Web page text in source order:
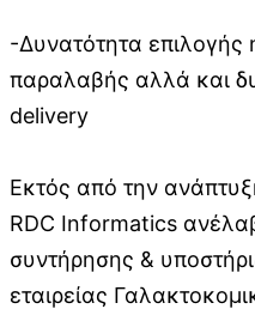
-Δυνατότητα
παραλαβής αλλά και
delivery
Εκτός από την
RDC Informatics
συντήρησης &
εταιρείας